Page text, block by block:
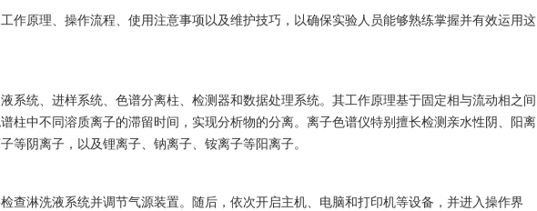
作原理、操作流程、使用注意事项以及维护技巧，以确保实验人员能够熟练掌握并有效运用这
系统、进样系统、色谱分离柱、检测器和数据处理系统。其工作原理基于固定相与流动相之间
柱中不同溶质离子的滞留时间，实现分析物的分离。离子色谱仪特别擅长检测亲水性阴、阳离
等阴离子，以及锂离子、钠离子、铵离子等阳离子。
查淋洗液系统并调节气源装置。随后，依次开启主机、电脑和打印机等设备，并进入操作界